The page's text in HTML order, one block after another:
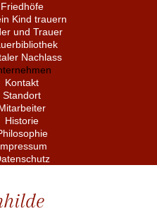
Friedhöfe
Kind trauern
und Trauer
Nachlass
Kontakt
Standort
Historie